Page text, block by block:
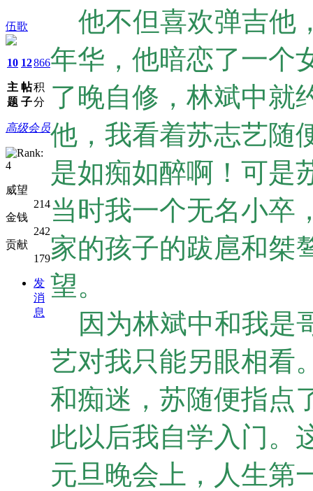
伍歌
10
主
题
12
帖
子
866
积
分
高级会员
威望
214
金钱
242
贡献
179
发
消
息
他不但喜欢弹吉他
年华，他暗恋了一个
了晚自修，林斌中就
他，我看着苏志艺随
是如痴如醉啊！可是
当时我一个无名小卒
家的孩子的跋扈和桀
望。
因为林斌中和我是
艺对我只能另眼相看
和痴迷，苏随便指点
此以后我自学入门。
元旦晚会上，人生第